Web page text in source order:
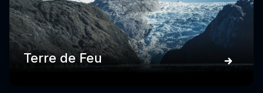
Terre de Feu